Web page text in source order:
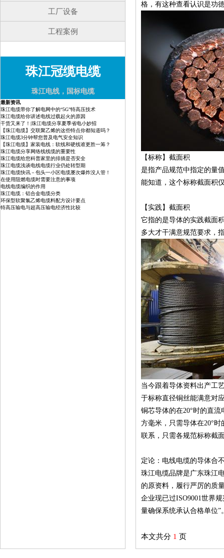
工厂设备
工程案例
珠江冠缆电缆
珠江电线，国标电缆
最新资讯
珠江电缆带你了解电网中的“5G”特高压技术
珠江电缆给你讲述电线过载起火的原因
干货又来了！|珠江电缆分享夏季省电小妙招
【珠江电缆】交联聚乙烯的这些特点你都知道吗？
珠江电缆3分钟帮您普及电气安全知识
【珠江电缆】家装电线：软线和硬线谁更胜一筹？
珠江电缆分享网络线线缆的重要性
珠江电缆给您科普家里的排插是否安全
珠江电缆浅谈电线电缆行业仍处转型期
珠江电缆快讯－包头一小区电缆屡次爆炸没人管！
在使用阻燃电缆时需要注意的事项
电线电缆编织的作用
珠江电缆：铝合金电缆分类
环保型软聚氯乙烯电缆料配方设计要点
特高压输电与超高压输电经济性比较
格，有这种查看认识是功
【标称】截面积
是指产品规范中指定的量
能知道，这个标称截面积
【实践】截面积
它指的是导体的实践截面
多大才干满意规范要求，
当今跟着导体资料出产工
于标称直径铜丝能满意对
铜芯导体的在20°时的直
方毫米，只需导体在20°
联系，只需各规范标称截
定论：电线电缆的导体合
珠江电缆品牌是广东珠江
的原资料，履行严厉的质
企业现已过ISO9001世界
量确保系统承认合格单位
本文共分 1 页